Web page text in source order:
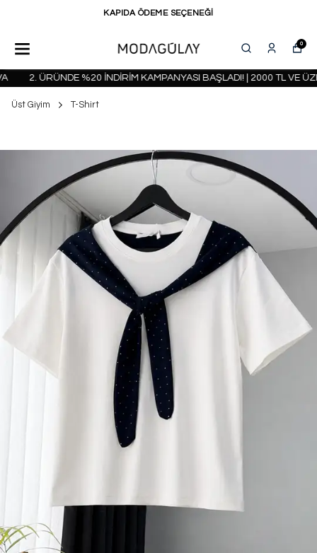
KAPIDA ÖDEME SEÇENEĞİ
0
2. ÜRÜNDE %20 İNDİRİM KAMPANYASI BAŞLADI! | 2000 TL VE
Üst Giyim T-Shirt